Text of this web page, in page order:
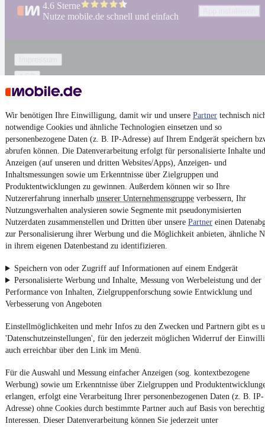
Wir benötigen Ihre Einwilligung, damit wir und unsere Partner technisch
notwendige Cookies und ähnliche Technologien einsetzen und so
personenbezogene Daten (z. B. IP-Adresse) auf Ihrem Endgerät speichern
abrufen können. Die Datenverarbeitung erfolgt für personalisierte Inhalte und
Anzeigen (auf unseren und dritten Websites/Apps), Anzeigen- und
Inhaltsmessungen sowie um Erkenntnisse über Zielgruppen und
Produktentwicklungen zu gewinnen. Außerdem können wir so Ihre
Nutzererfahrung innerhalb unserer Unternehmensgruppe verbessern, Ihr
Nutzungsverhalten analysieren sowie Segmente mit pseudonymisierten
Nutzerdaten zusammenstellen und Dritten über unsere Partner einen
zur Personalisierung ihrer Werbung und die Möglichkeit anbieten, ähnliche
in ihrem eigenen Datenbestand zu identifizieren.
Speichern von oder Zugriff auf Informationen auf einem Endgerät
Personalisierte Werbung und Inhalte, Messung von Werbeleistung und der
Performance von Inhalten, Zielgruppenforschung sowie Entwicklung und
Verbesserung von Angeboten
Einstellmöglichkeiten und mehr Infos zu den Zwecken und Partnern gibt es
'Datenschutzeinstellungen', für den jederzeit möglichen Widerruf der
auch erreichbar über den Link im Menü.
Für die Auswahl und Messung einfacher Anzeigen (sog. kontextbezogene
Werbung) sowie um Erkenntnisse über Zielgruppen und
erlangen, erfolgt eine Verarbeitung Ihrer personenbezogenen Daten (z. B. IP-
Adresse) ohne Cookies durch bestimmte Partner auch auf Basis von
Interessen. Dieser Datenverarbeitung können Sie jederzeit unter
4.6 Sterne
Nutze mobile.de schnell und einfach
AGB
Vertrag widerrufen
Datenschutz
Datenschutzeinstellungen
Erklärung zur Barrierefreiheit
Report Security Vulnerability (English)
Powered by
VonAuto verkaufenüberE-BikesundGebrauchtwagen:
Besuchemobile.de